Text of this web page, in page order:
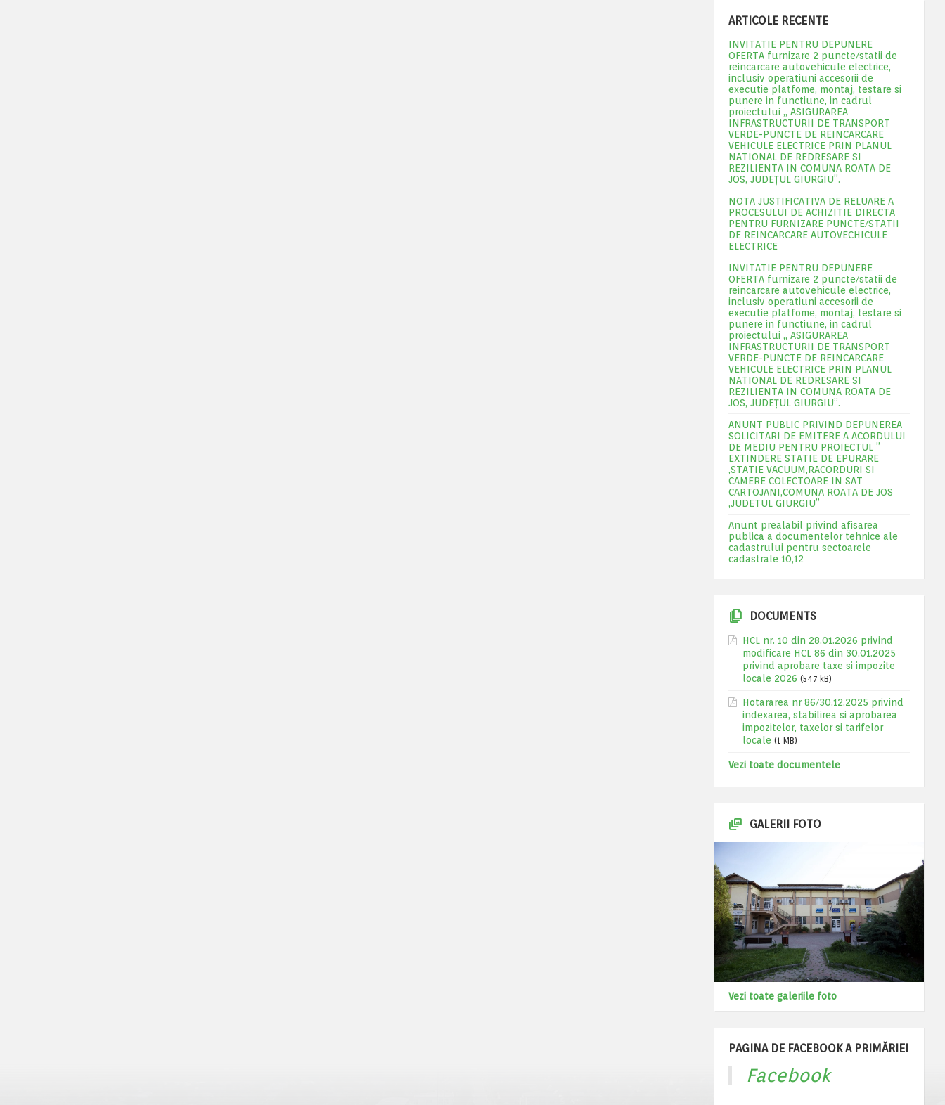
ARTICOLE RECENTE
INVITATIE PENTRU DEPUNERE
OFERTA furnizare 2 puncte/statii de
reincarcare autovehicule electrice,
inclusiv operatiuni accesorii de
executie platfome, montaj, testare si
punere in functiune, in cadrul
proiectului „ ASIGURAREA
INFRASTRUCTURII DE TRANSPORT
VERDE-PUNCTE DE REINCARCARE
VEHICULE ELECTRICE PRIN PLANUL
NATIONAL DE REDRESARE SI
REZILIENTA IN COMUNA ROATA DE
JOS, JUDEŢUL GIURGIU”.
NOTA JUSTIFICATIVA DE RELUARE A
PROCESULUI DE ACHIZITIE DIRECTA
PENTRU FURNIZARE PUNCTE/STATII
DE REINCARCARE AUTOVECHICULE
ELECTRICE
INVITATIE PENTRU DEPUNERE
OFERTA furnizare 2 puncte/statii de
reincarcare autovehicule electrice,
inclusiv operatiuni accesorii de
executie platfome, montaj, testare si
punere in functiune, in cadrul
proiectului „ ASIGURAREA
INFRASTRUCTURII DE TRANSPORT
VERDE-PUNCTE DE REINCARCARE
VEHICULE ELECTRICE PRIN PLANUL
NATIONAL DE REDRESARE SI
REZILIENTA IN COMUNA ROATA DE
JOS, JUDEŢUL GIURGIU”.
ANUNT PUBLIC PRIVIND DEPUNEREA
SOLICITARI DE EMITERE A ACORDULUI
DE MEDIU PENTRU PROIECTUL ”
EXTINDERE STATIE DE EPURARE
,STATIE VACUUM,RACORDURI SI
CAMERE COLECTOARE IN SAT
CARTOJANI,COMUNA ROATA DE JOS
,JUDETUL GIURGIU”
Anunt prealabil privind afisarea
publica a documentelor tehnice ale
cadastrului pentru sectoarele
cadastrale 10,12
DOCUMENTS
HCL nr. 10 din 28.01.2026 privind
modificare HCL 86 din 30.01.2025
privind aprobare taxe si impozite
locale 2026 (547 kB)
Hotararea nr 86/30.12.2025 privind
indexarea, stabilirea si aprobarea
impozitelor, taxelor si tarifelor
locale (1 MB)
Vezi toate documentele
GALERII FOTO
Vezi toate galeriile foto
PAGINA DE FACEBOOK A PRIMĂRIEI
Facebook